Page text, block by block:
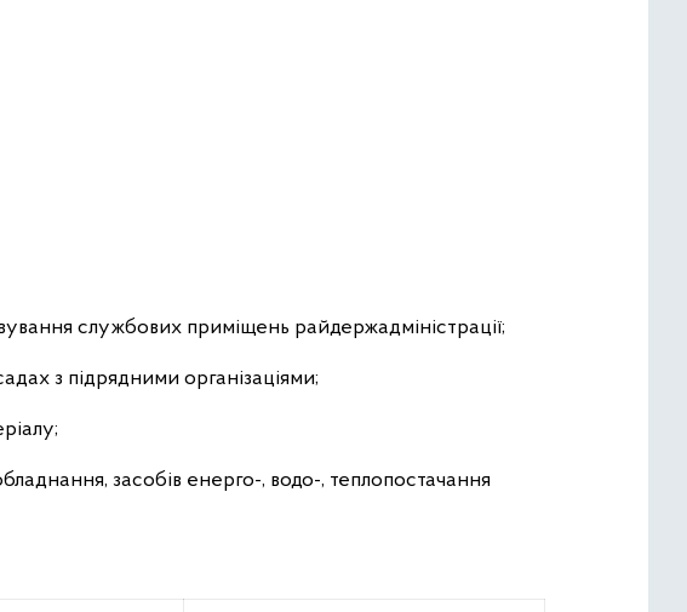
службових приміщень райдержадміністрації;
з підрядними організаціями;
засобів енерго-, водо-, теплопостачання